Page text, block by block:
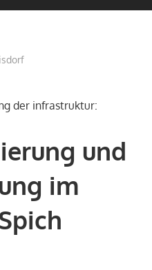
der infrastruktur:
und
im